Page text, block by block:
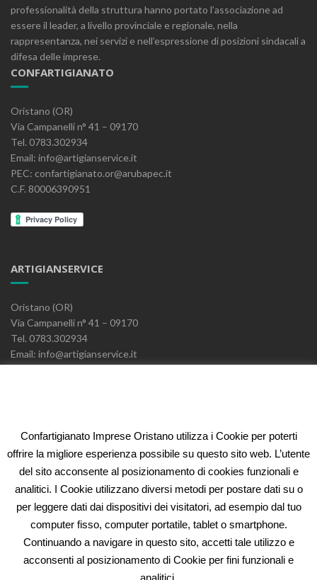
professionalità della struttura hanno portato l’associazione ad
essere il leader, a livello provinciale e regionale, nella
rappresentanza, nei servizi e nell’espressione di posizioni sindacali a
difesa delle imprese.
CONFARTIGIANATO
Oristano (OR)
Via Campanelli n° 41 – 09170
Tel. 0783.302934
Email: info@artigianservice.it
PEC: confartigianato.or@arubapec.it
C.F. 80006390951
ARTIGIANSERVICE
Oristano (OR)
Via Campanelli n° 41 – 09170
Tel. 0783.302934
Email: info@artigianservice.it
ELEONORA FIDI
Oristano (OR)
Tel. 0783.302934
Email: fidi@artigianservice.it
PEC: eleonorafidi@pec.it
P.IVA: 00720010958
Confartigianato Imprese Oristano utilizza i Cookie per poterti
offrire la migliore esperienza possibile su questo sito web. L’utente
del sito acconsente al posizionamento di cookies funzionali e
analitici. I Cookie utilizzano diversi metodi per postare dati su o
per leggere dati dai dispositivi dei visitatori, ad esempio dal tuo
computer fisso, computer portatile, tablet o smartphone.
Continuando a navigare in questo sito, accetti tale utilizzo e
acconsenti al posizionamento di Cookie per fini funzionali e
analitici.